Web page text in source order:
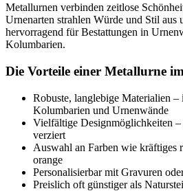
Metallurnen verbinden zeitlose
Urnenarten strahlen Würde und Stil aus
hervorragend für Bestattungen in
Kolumbarien.
Die Vorteile einer Metallurne
Robuste, langlebige Materialien
Kolumbarien und Urnenwände
Vielfältige Designmöglichkeiten
verziert
Auswahl an Farben wie kräftiges
orange
Personalisierbar mit Gravuren
Preislich oft günstiger als